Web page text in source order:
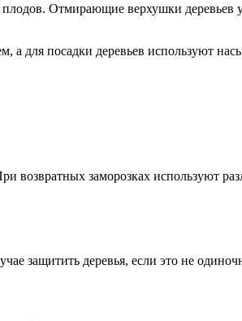
Отмирающие верхушки деревьев
для посадки деревьев используют
заморозках используют
защитить деревья, если это не